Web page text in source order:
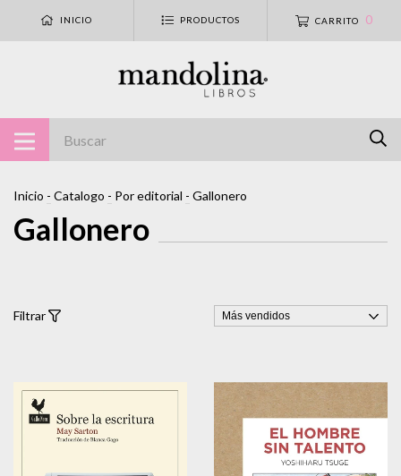
INICIO PRODUCTOS CARRITO 0
Inicio - Catalogo - Por editorial - Gallonero
Gallonero
Filtrar